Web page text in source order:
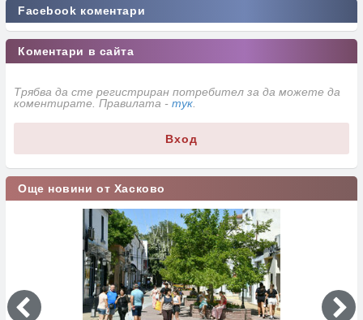
Facebook коментари
Коментари в сайта
Трябва да сте регистриран потребител за да можете да
коментирате. Правилата - тук
Вход
Още новини от Хасково